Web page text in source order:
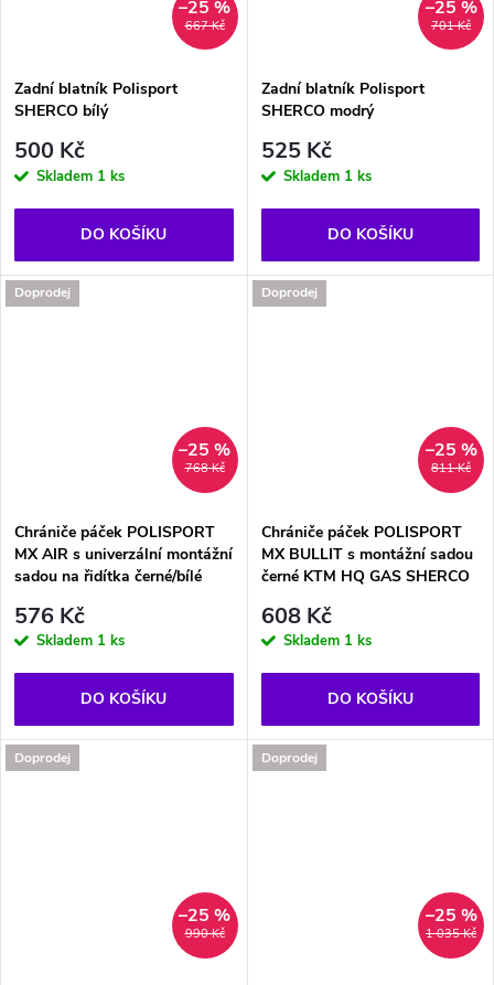
667 Kč
–25 %
Zadní blatník Polisport
SHERCO bílý
500 Kč
Skladem 1 ks
DO KOŠÍKU
701 Kč
–25 %
Zadní blatník Polisport
SHERCO modrý
525 Kč
Skladem 1 ks
DO KOŠÍKU
Doprodej
768 Kč
–25 %
Chrániče páček POLISPORT
MX AIR s univerzální montážní
sadou na řidítka černé/bílé
576 Kč
Skladem 1 ks
DO KOŠÍKU
Doprodej
811 Kč
–25 %
Chrániče páček POLISPORT
MX BULLIT s montážní sadou
černé KTM HQ GAS SHERCO
608 Kč
Skladem 1 ks
DO KOŠÍKU
Doprodej
990 Kč
–25 %
Doprodej
1 035 Kč
–25 %